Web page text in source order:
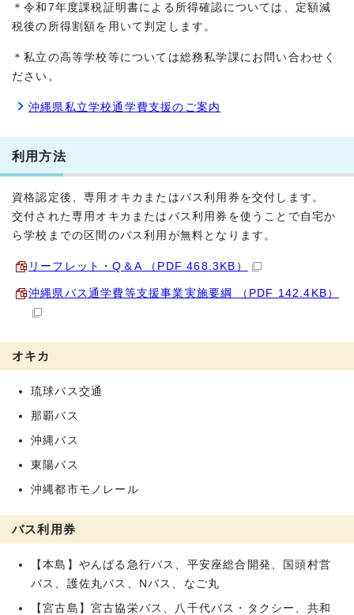
＊令和7年度課税証明書による所得確認については、定額減
税後の所得割額を用いて判定します。
＊私立の高等学校等については総務私学課にお問い合わせく
ださい。
沖縄県私立学校通学費支援のご案内
利用方法
資格認定後、専用オキカまたはバス利用券を交付します。
交付された専用オキカまたはバス利用券を使うことで自宅か
ら学校までの区間のバス利用が無料となります。
リーフレット・Q＆A （PDF 468.3KB）
沖縄県バス通学費等支援事業実施要綱 （PDF 142.4KB）
オキカ
琉球バス交通
那覇バス
沖縄バス
東陽バス
沖縄都市モノレール
バス利用券
【本島】やんばる急行バス、平安座総合開発、国頭村営
バス、護佐丸バス、Nバス、なご丸
【宮古島】宮古協栄バス、八千代バス・タクシー、共和